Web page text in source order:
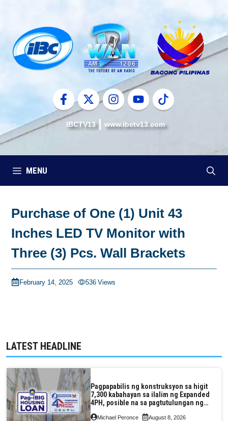
content
IBCTV13 www.ibctv13.com
MENU
Purchase of One (1) Unit 43
Inches LED TV Monitor with
Three (3) Pcs. Wall Brackets
February 14, 2025 536 Views
LATEST HEADLINE
Pagpapabilis ng konstruksyon sa higit
7,300 kabahayan sa ilalim ng Expanded
4PH, posible na sa pagtutulungan ng
Pag-IBIG at P.A. Alvarez
Michael Peronce August 8, 2026